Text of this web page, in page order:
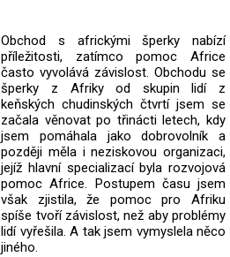
Obchod s africkými šperky nabízí
příležitosti, zatímco pomoc Africe
často vyvolává závislost. Obchodu se
šperky z Afriky od skupin lidí z
keňských chudinských čtvrtí jsem se
začala věnovat po třinácti letech, kdy
jsem pomáhala jako dobrovolník a
později měla i neziskovou organizaci,
jejíž hlavní specializací byla rozvojová
pomoc Africe. Postupem času jsem
však zjistila, že pomoc pro Afriku
spíše tvoří závislost, než aby problémy
lidí vyřešila. A tak jsem vymyslela něco
jiného.